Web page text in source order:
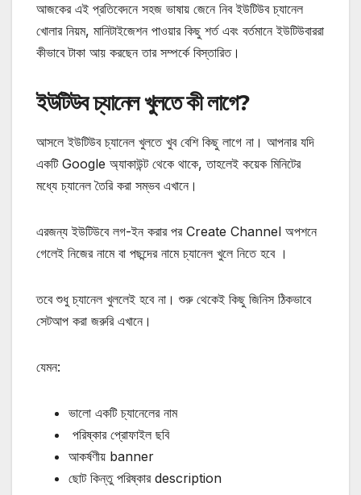
আজকের এই প্রতিবেদনে সহজ ভাষায় জেনে নিব ইউটিউব চ্যানেল
খোলার নিয়ম, মানিটাইজেশন পাওয়ার কিছু শর্ত এবং বর্তমানে ইউটিউবাররা
কীভাবে টাকা আয় করছেন তার সম্পর্কে বিস্তারিত।
ইউটিউব চ্যানেল খুলতে কী লাগে?
আসলে ইউটিউব চ্যানেল খুলতে খুব বেশি কিছু লাগে না। আপনার যদি
একটি Google অ্যাকাউন্ট থেকে থাকে, তাহলেই কয়েক মিনিটের
মধ্যে চ্যানেল তৈরি করা সম্ভব এখানে।
এরজন্য ইউটিউবে লগ-ইন করার পর Create Channel অপশনে
গেলেই নিজের নামে বা পছন্দের নামে চ্যানেল খুলে নিতে হবে ।
তবে শুধু চ্যানেল খুললেই হবে না। শুরু থেকেই কিছু জিনিস ঠিকভাবে
সেটআপ করা জরুরি এখানে।
যেমন:
ভালো একটি চ্যানেলের নাম
পরিষ্কার প্রোফাইল ছবি
আকর্ষণীয় banner
ছোট কিন্তু পরিষ্কার description